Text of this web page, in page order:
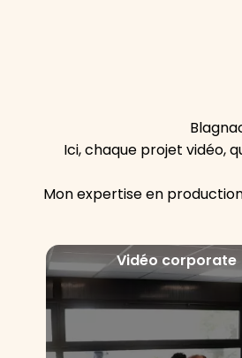
Ici, chaque projet vidéo,
Mon expertise en
Vidéo corporate